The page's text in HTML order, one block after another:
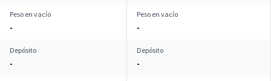
Peso en vacío
-
Peso en vacío
-
Depósito
-
Depósito
-